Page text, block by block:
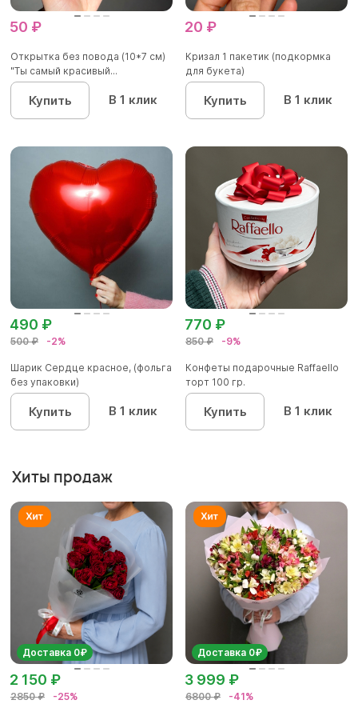
50 ₽
Открытка без повода (10*7 см)
"Ты самый красивый...
Купить В 1 клик
20 ₽
Кризал 1 пакетик (подкормка
для букета)
Купить В 1 клик
500 ₽ -2%
490 ₽
Шарик Сердце красное, (фольга
без упаковки)
Купить В 1 клик
850 ₽ -9%
770 ₽
Конфеты подарочные Raffaello
торт 100 гр.
Купить В 1 клик
Хиты продаж
Доставка 0₽
2850 ₽ -25%
2 150 ₽
Доставка 0₽
6800 ₽ -41%
3 999 ₽